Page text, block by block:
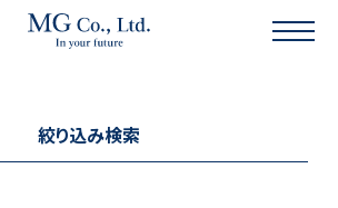
絞り込み検索